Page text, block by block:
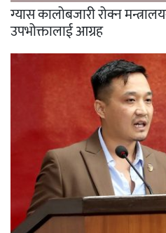
ग्यास कालोबजारी रोक्न
उपभोक्तालाई आग्रह